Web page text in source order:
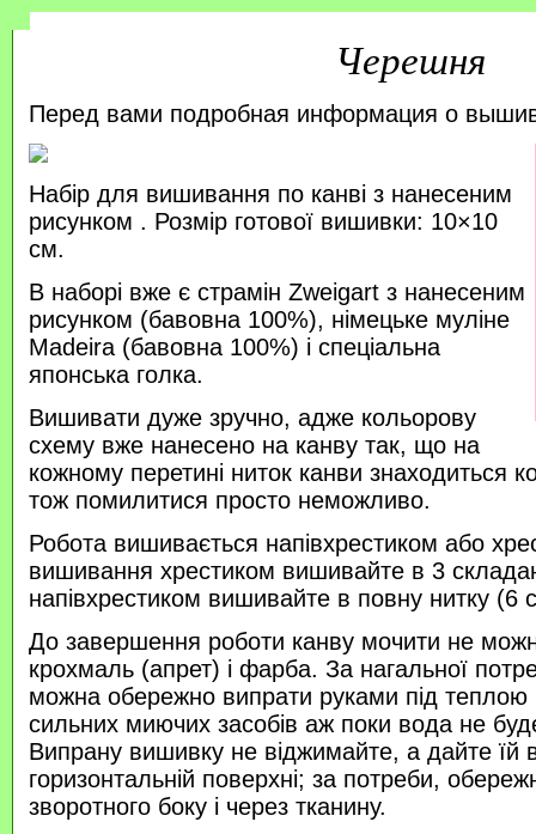
Черешня
Перед вами подробная информация о
Набір для вишивання по канві з нанесеним
рисунком . Розмір готової вишивки: 10×10
см.
В наборі вже є страмін Zweigart з нанесеним
рисунком (бавовна 100%), німецьке муліне
Madeira (бавовна 100%) і спеціальна
японська голка.
Вишивати дуже зручно, адже кольорову
схему вже нанесено на канву так, що на
кожному перетині ниток канви знаходиться
тож помилитися просто неможливо.
Робота вишивається напівхрестиком або
вишивання хрестиком вишивайте в 3
напівхрестиком вишивайте в повну нитку (6
До завершення роботи канву мочити не
крохмаль (апрет) і фарба. За нагальної
можна обережно випрати руками під
сильних миючих засобів аж поки вода не
Випрану вишивку не віджимайте, а дайте їй
горизонтальній поверхні; за потреби,
зворотного боку і через тканину.